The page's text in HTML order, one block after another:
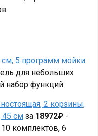
см, 5 программ мойки
для небольших
набор функций.
2 корзины,
45 см за 18972₽ -
комплектов, 6